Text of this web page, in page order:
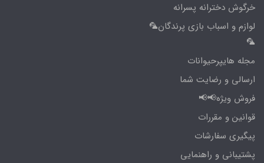
خرگوش دخترانه پسرانه
لوازم و اسباب بازی پرندگان🦜
🦜
مجله هایپرحیوانات
ارسالی و رضایت شما
فروش ویژه📢📢
قوانین و مقررات
پیگیری سفارشات
پشتیبانی و راهنمایی